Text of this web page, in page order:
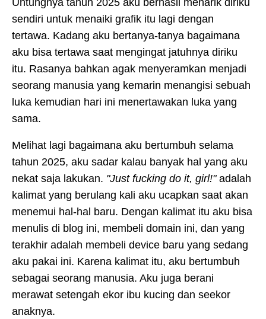
sendiri untuk menaiki grafik itu lagi dengan
tertawa. Kadang aku bertanya-tanya bagaimana
aku bisa tertawa saat mengingat jatuhnya diriku
itu. Rasanya bahkan agak menyeramkan menjadi
seorang manusia yang kemarin menangisi sebuah
luka kemudian hari ini menertawakan luka yang
sama.
Melihat lagi bagaimana aku bertumbuh selama
tahun 2025, aku sadar kalau banyak hal yang aku
nekat saja lakukan. "Just fucking do it, girl!"adalah
kalimat yang berulang kali aku ucapkan saat akan
menemui hal-hal baru. Dengan kalimat itu aku bisa
menulis di blog ini, membeli domain ini, dan yang
terakhir adalah membeli device baru yang sedang
aku pakai ini. Karena kalimat itu, aku bertumbuh
sebagai seorang manusia. Aku juga berani
merawat setengah ekor ibu kucing dan seekor
anaknya.